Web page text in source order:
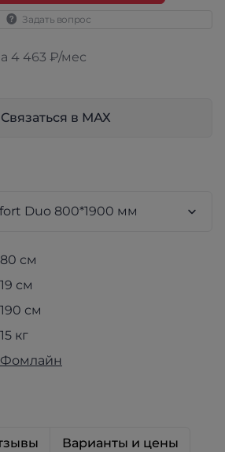
Задать вопрос
4 463 ₽/мес
Связаться в МАХ
80 см
19 см
190 см
15 кг
Фомлайн
Варианты и цены